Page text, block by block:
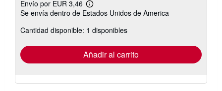
Envío por EUR 3,46
Más
información
las
tarifas
envío
Se envía dentro de Estados Unidos de America
Cantidad disponible: 1 disponibles
Añadir al carrito